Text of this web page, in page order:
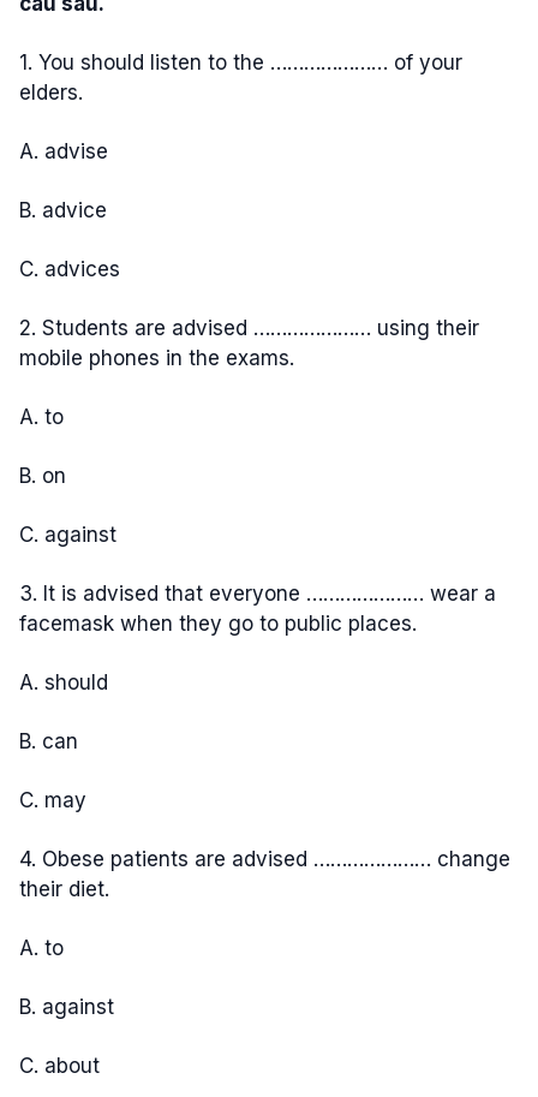
1. You should listen to the ………………… of your
elders.
A. advise
B. advice
C. advices
2. Students are advised ………………… using their
mobile phones in the exams.
A. to
B. on
C. against
3. It is advised that everyone ………………… wear a
facemask when they go to public places.
A. should
B. can
C. may
4. Obese patients are advised ………………… change
their diet.
A. to
B. against
C. about